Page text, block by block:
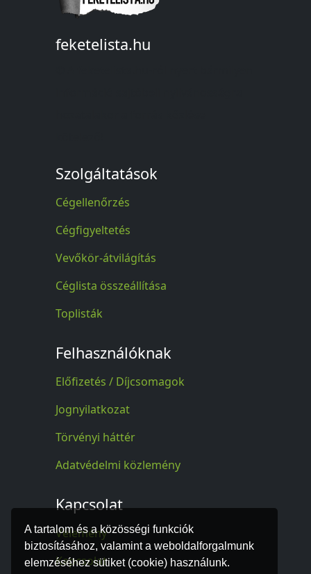
A tartalom és a közösségi funkciók
biztosításához, valamint a weboldalforgalmunk
elemzéséhez sütiket (cookie) használunk.
feketelista.hu
Szolgáltatások
Cégellenőrzés
Cégfigyeltetés
Vevőkör-átvilágítás
Céglista összeállítása
Toplisták
Felhasználóknak
Előfizetés / Díjcsomagok
Jognyilatkozat
Törvényi háttér
Adatvédelmi közlemény
Kapcsolat
Vélemény
Kapcsolat